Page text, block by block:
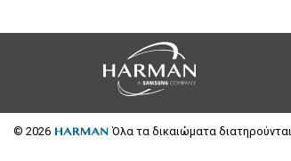
© 2026 Όλα τα δικαιώματα διατηρούνται.